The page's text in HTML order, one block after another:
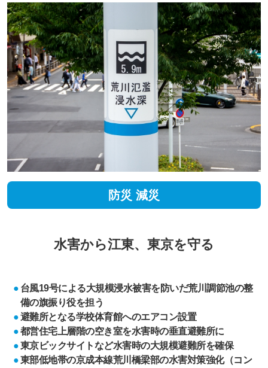
防災 減災
水害から江東、東京を守る
台風19号による大規模浸水被害を防いだ荒川調節池の整
備の旗振り役を担う
避難所となる学校体育館へのエアコン設置
都営住宅上層階の空き室を水害時の垂直避難所に
東京ビックサイトなど水害時の大規模避難所を確保
東部低地帯の京成本線荒川橋梁部の水害対策強化（コン